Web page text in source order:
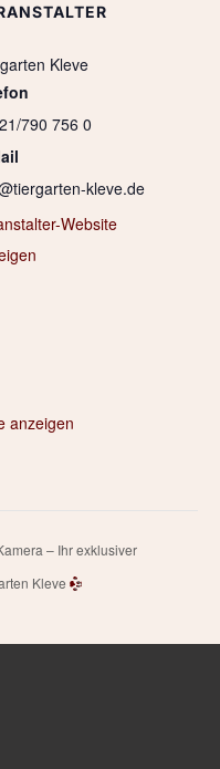
anzeigen
Kleve
790 756 0
kleve.de
Website
– Ihr exklusiver
Kleve